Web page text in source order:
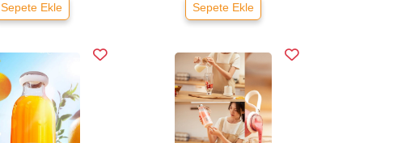
Sepete Ekle Sepete Ekle